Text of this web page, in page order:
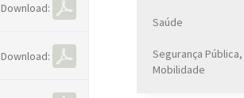
Download:
Download:
Saúde
Segurança
Mobilidade